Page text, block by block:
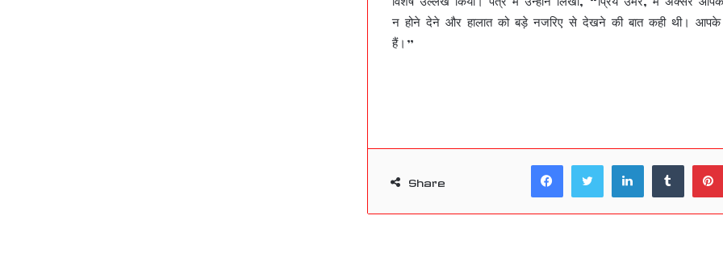
न होने देने और हालात को बड़े नजरिए से देखने की बात कही थी।
हैं।”
Share
Facebook Twitter LinkedIn Tumblr